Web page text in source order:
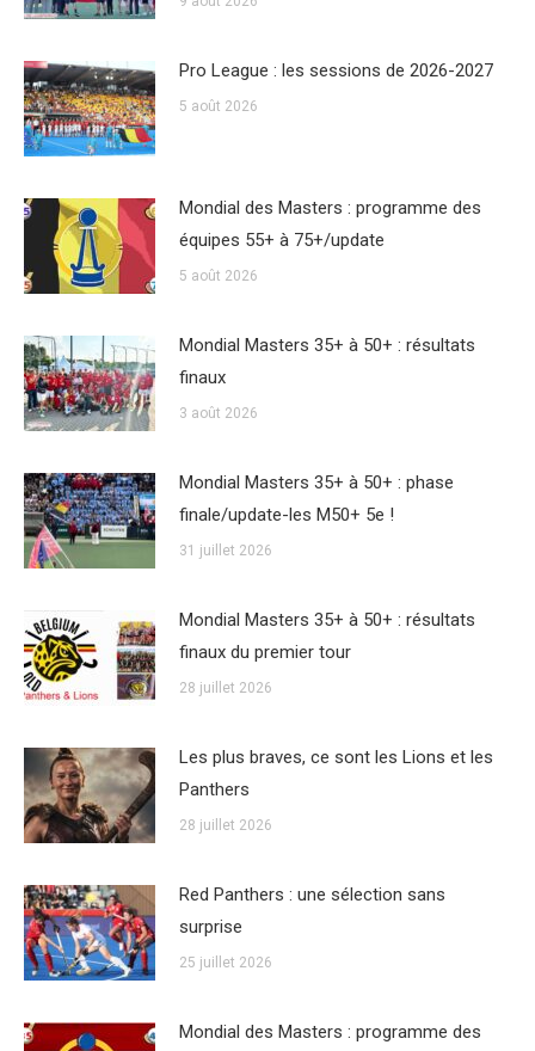
Pro League : les sessions de 2026-2027
5 août 2026
Mondial des Masters : programme des
équipes 55+ à 75+/update
5 août 2026
Mondial Masters 35+ à 50+ : résultats
finaux
3 août 2026
Mondial Masters 35+ à 50+ : phase
finale/update-les M50+ 5e !
31 juillet 2026
Mondial Masters 35+ à 50+ : résultats
finaux du premier tour
28 juillet 2026
Les plus braves, ce sont les Lions et les
Panthers
28 juillet 2026
Red Panthers : une sélection sans
surprise
25 juillet 2026
Mondial des Masters : programme des